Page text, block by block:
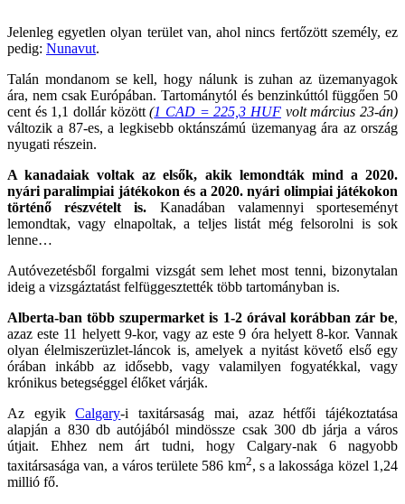
Jelenleg egyetlen olyan terület van, ahol nincs fertőzött személy, ez
pedig: Nunavut.
Talán mondanom se kell, hogy nálunk is zuhan az üzemanyagok
ára, nem csak Európában. Tartománytól és benzinkúttól függően 50
cent és 1,1 dollár között(1 CAD = 225,3 HUF volt március 23-án)
változik a 87-es, a legkisebb oktánszámú üzemanyag ára az ország
nyugati részein.
A kanadaiak voltak az elsők, akik lemondták mind a 2020.
nyári paralimpiai játékokon és a 2020. nyári olimpiai játékokon
történő részvételt is. Kanadában valamennyi sporteseményt
lemondtak, vagy elnapoltak, a teljes listát még felsorolni is sok
lenne…
Autóvezetésből forgalmi vizsgát sem lehet most tenni, bizonytalan
ideig a vizsgáztatást felfüggesztették több tartományban is.
Alberta-ban több szupermarket is 1-2 órával korábban zár be,
azaz este 11 helyett 9-kor, vagy az este 9 óra helyett 8-kor. Vannak
olyan élelmiszerüzlet-láncok is, amelyek a nyitást követő első egy
órában inkább az idősebb, vagy valamilyen fogyatékkal, vagy
krónikus betegséggel élőket várják.
Az egyikCalgary-i taxitársaság mai, azaz hétfői tájékoztatása
alapján a 830 db autójából mindössze csak 300 db járja a város
útjait. Ehhez nem árt tudni, hogy Calgary-nak 6 nagyobb
taxitársasága van, a város területe 586 km2, s a lakossága közel 1,24
millió fő.